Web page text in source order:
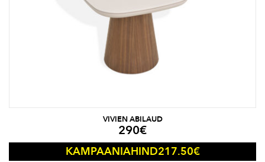
VIVIEN ABILAUD
290€
KAMPAANIAHIND217.50€